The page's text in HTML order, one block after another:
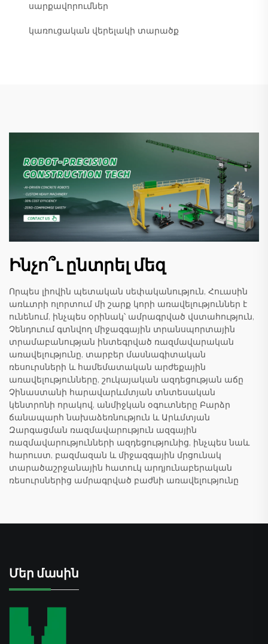
սարքավորումներ
կառուցական վերելակի տարածք
Ինչո՞ւ ընտրել մեզ
Որպես լիովին պետական սեփականություն, Հուասին
առևտրի ոլորտում մի շարք կորի առավելություններ է
ունենում, ինչպես օրինակ՝ ամրագրված վստահություն,
Չենդուում գտնվող միջազգային տրանսպորտային
տրամաբանության ինտեգրված ռազմավարական
առավելությունը, տարբեր մասնագիտական
ռեսուրսների և համեմատական արժեքային
առավելությունները, շուկայական ազդեցության աճը
Չինաստանի հարավարևմտյան տնտեսական
կենտրոնի որակով, անմիջկան օգուտները Բարձր
ճանապարհ նախաձեռնություն և Արևմտյան
Զարգացման ռազմավարություն ազգային
ռազմավարությունների ազդեցությունից, ինչպես նաև
հարուստ, բազմազան և միջազգային մրցունակ
տարածաշրջանային հատուկ արդյունաբերական
ռեսուրսներից ամրագրված բաժնի առավելությունը
Մեր մասին